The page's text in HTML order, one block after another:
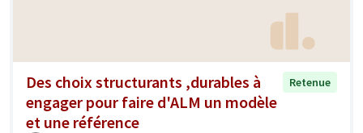
Des choix structurants ,durables à
engager pour faire d'ALM un modèle
et une référence
Retenue